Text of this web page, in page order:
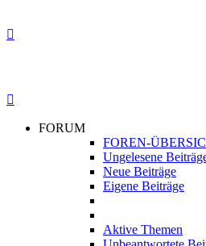
FORUM
FOREN-
Ungelesene
Neue Beiträge
Eigene Beiträge
Aktive Themen